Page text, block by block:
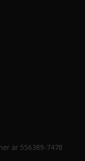
är 556389-7478